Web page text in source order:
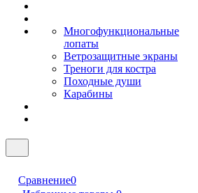
Многофункциональные
лопаты
Ветрозащитные экраны
Треноги для костра
Походные души
Карабины
Сравнение0